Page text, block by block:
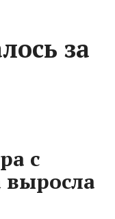
за
с
выросла